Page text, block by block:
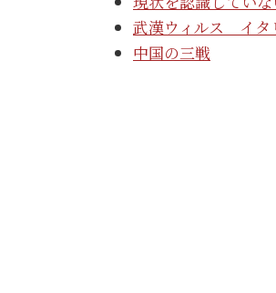
武漢ウィルス イタ
中国の三戦